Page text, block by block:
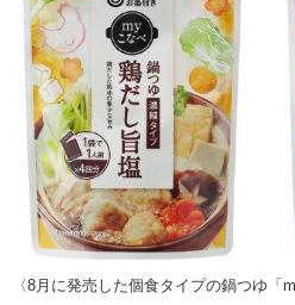
〈8月に発売した個食タイプの鍋つゆ「